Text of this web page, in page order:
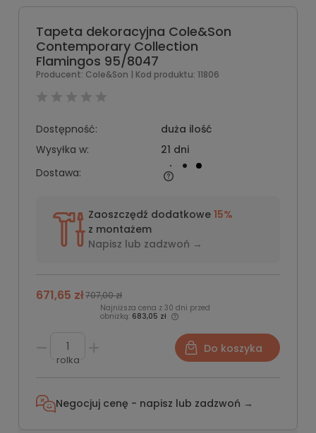
Tapeta dekoracyjna Cole&Son
Contemporary Collection
Flamingos 95/8047
Producent: Cole&Son | Kod produktu: 11806
Dostępność:
duża ilość
Wysyłka w:
21 dni
Dostawa:
Zaoszczędź dodatkowe 15%
z montażem
Napisz lub zadzwoń →
671,65 zł707,00 zł
Najniższa cena z 30 dni przed
obniżką: 683,05 zł
rolka
Do koszyka
Negocjuj cenę - napisz lub zadzwoń →